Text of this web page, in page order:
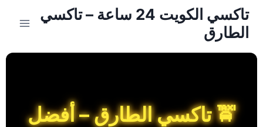
تاكسي الكويت 24 ساعة – تاكسي
الطارق
🚖 تاكسي الطارق – أفضل